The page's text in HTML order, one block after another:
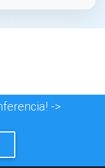
->